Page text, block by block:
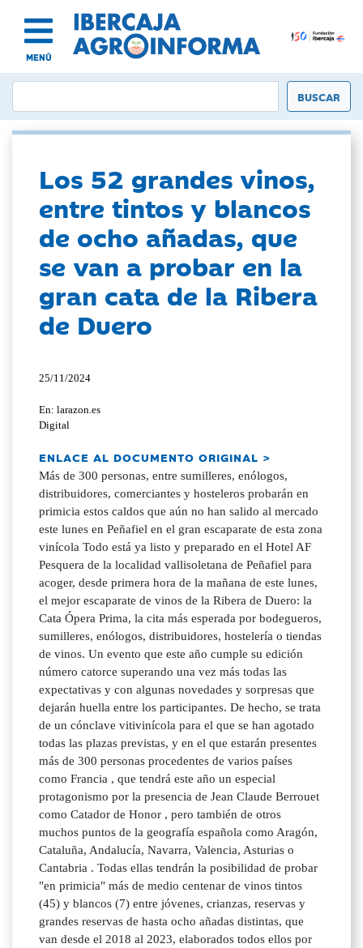
MENÚ
Los 52 grandes vinos,
entre tintos y blancos
de ocho añadas, que
se van a probar en la
gran cata de la Ribera
de Duero
25/11/2024
En: larazon.es
Digital
ENLACE AL DOCUMENTO ORIGINAL >
Más de 300 personas, entre sumilleres, enólogos,
distribuidores, comerciantes y hosteleros probarán en
primicia estos caldos que aún no han salido al mercado
este lunes en Peñafiel en el gran escaparate de esta zona
vinícola Todo está ya listo y preparado en el Hotel AF
Pesquera de la localidad vallisoletana de Peñafiel para
acoger, desde primera hora de la mañana de este lunes,
el mejor escaparate de vinos de la Ribera de Duero: la
Cata Ópera Prima, la cita más esperada por bodegueros,
sumilleres, enólogos, distribuidores, hostelería o tiendas
de vinos. Un evento que este año cumple su edición
número catorce superando una vez más todas las
expectativas y con algunas novedades y sorpresas que
dejarán huella entre los participantes. De hecho, se trata
de un cónclave vitivinícola para el que se han agotado
todas las plazas previstas, y en el que estarán presentes
más de 300 personas procedentes de varios países
como Francia , que tendrá este año un especial
protagonismo por la presencia de Jean Claude Berrouet
como Catador de Honor , pero también de otros
muchos puntos de la geografía española como Aragón,
Cataluña, Andalucía, Navarra, Valencia, Asturias o
Cantabria . Todas ellas tendrán la posibilidad de probar
"en primicia" más de medio centenar de vinos tintos
(45) y blancos (7) entre jóvenes, crianzas, reservas y
grandes reservas de hasta ocho añadas distintas, que
van desde el 2018 al 2023, elaborados todos ellos por